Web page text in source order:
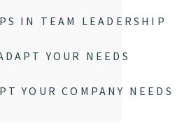
IN TEAM LEADERSHIP
YOUR NEEDS
YOUR COMPANY NEEDS